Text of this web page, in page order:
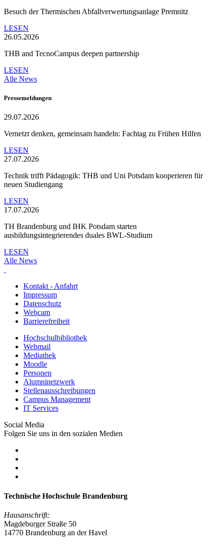
Besuch der Thermischen Abfallverwertungsanlage Premnitz
LESEN
26.05.2026
THB and TecnoCampus deepen partnership
LESEN
Alle News
Pressemeldungen
29.07.2026
Vernetzt denken, gemeinsam handeln: Fachtag zu Frühen Hilfen
LESEN
27.07.2026
Technik trifft Pädagogik: THB und Uni Potsdam kooperieren für
neuen Studiengang
LESEN
17.07.2026
TH Brandenburg und IHK Potsdam starten
ausbildungsintegrierendes duales BWL-Studium
LESEN
Alle News
Kontakt - Anfahrt
Impressum
Datenschutz
Webcam
Barrierefreiheit
Hochschulbibliothek
Webmail
Mediathek
Moodle
Personen
Alumninetzwerk
Stellenausschreibungen
Campus Management
IT Services
Social Media
Folgen Sie uns in den sozialen Medien
Technische Hochschule Brandenburg
Hausanschrift:
Magdeburger Straße 50
14770 Brandenburg an der Havel